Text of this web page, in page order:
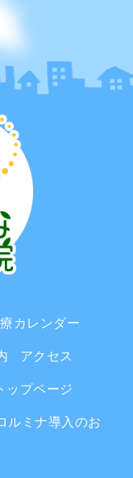
カレンダー
アクセス
ップページ
ミナ導入のお